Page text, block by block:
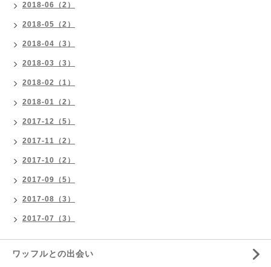
2018-06（2）
2018-05（2）
2018-04（3）
2018-03（3）
2018-02（1）
2018-01（2）
2017-12（5）
2017-11（2）
2017-10（2）
2017-09（5）
2017-08（3）
2017-07（3）
ワッフルとの出会い